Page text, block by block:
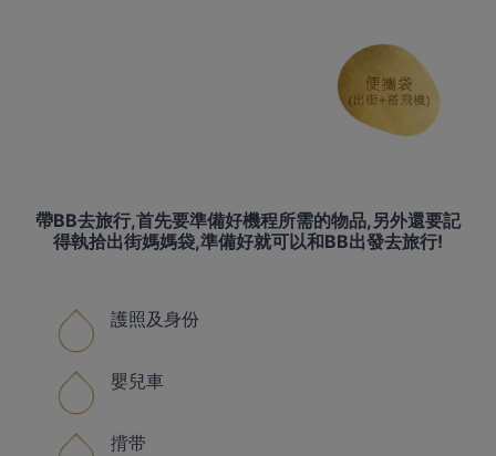
帶BB去旅行,首先要準備好機程所需的物品,另外還要記
得執拾出街媽媽袋,準備好就可以和BB出發去旅行!
護照及身份
嬰兒車
揹带